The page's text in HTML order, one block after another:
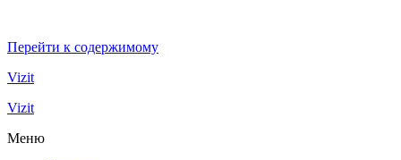
Перейти к содержимому
Vizit
Vizit
Меню